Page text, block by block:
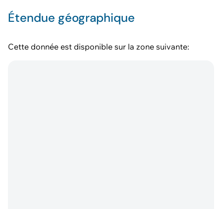
Étendue géographique
Cette donnée est disponible sur la zone suivante: